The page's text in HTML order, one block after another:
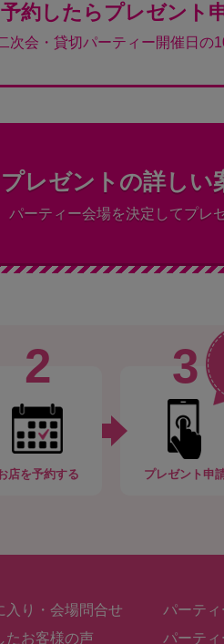
約したらプレゼント
次会・貸切パーティー開催日の
プレゼントの詳しい
パーティー会場を決定してプレ
2
店を予約する
3
プレゼント申
入り・会場問合せ
たお客様の声
パーテ
パーテ